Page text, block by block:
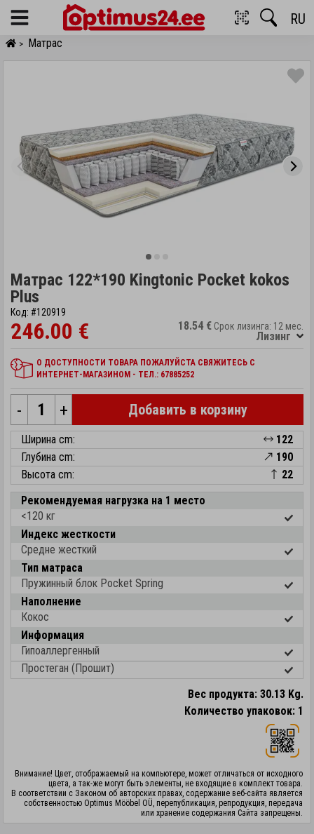
Menu RU
> Матрас
Матрас 122*190 Kingtonic Pocket kokos
Plus
Код: #120919
246.00 € 18.54 € Срок лизинга: 12 мес.
Лизинг
О ДОСТУПНОСТИ ТОВАРА ПОЖАЛУЙСТА СВЯЖИТЕСЬ С
ИНТЕРНЕТ-МАГАЗИНОМ - ТЕЛ.: 67885252
- + Добавить в корзину
Ширина cm:
122
Глубина cm:
190
Высота cm:
22
Рекомендуемая нагрузка на 1 место
<120 кг
Индекс жесткости
Средне жесткий
Тип матраса
Пружинный блок Pocket Spring
Наполнение
Кокос
Информация
Гипоаллергенный
Простеган (Прошит)
Вес продукта: 30.13 Kg.
Количество упаковок: 1
Внимание! Цвет, отображаемый на компьютере, может отличаться от исходного
цвета, а так-же могут быть элементы, не входящие в комплект товара.
В соответствии с Законом об авторских правах, содержание веб-сайта является
собственностью Optimus Mööbel OÜ, перепубликация, репродукция, передача
или хранение содержания Сайта запрещены.